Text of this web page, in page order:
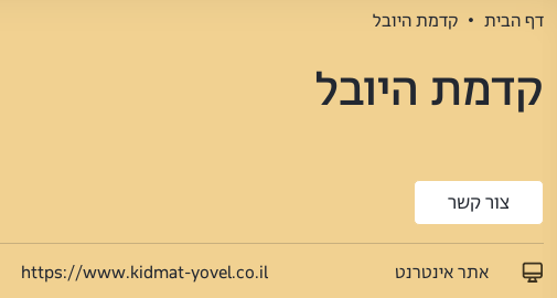
דף הבית קדמת היובל
קדמת היובל
צור קשר
אתר אינטרנט
https://www.kidmat-yovel.co.il